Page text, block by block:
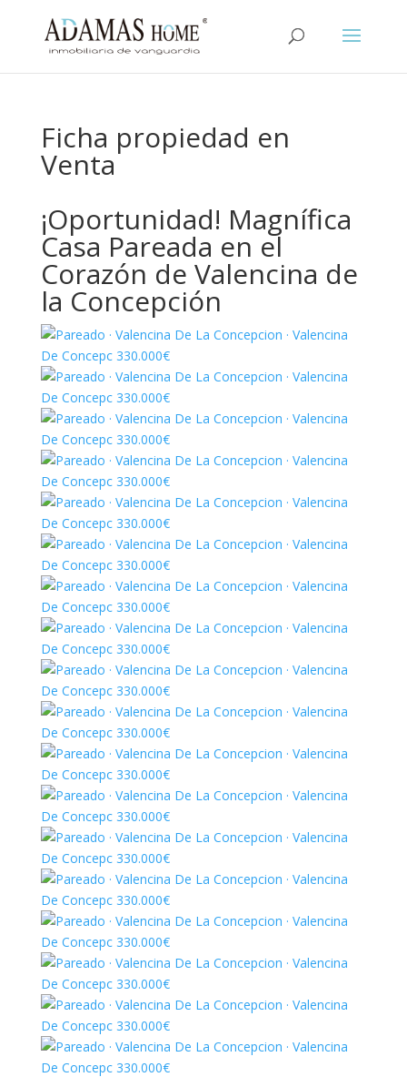
Ficha propiedad en
Venta
¡Oportunidad! Magnífica
Casa Pareada en el
Corazón de Valencina de
la Concepción